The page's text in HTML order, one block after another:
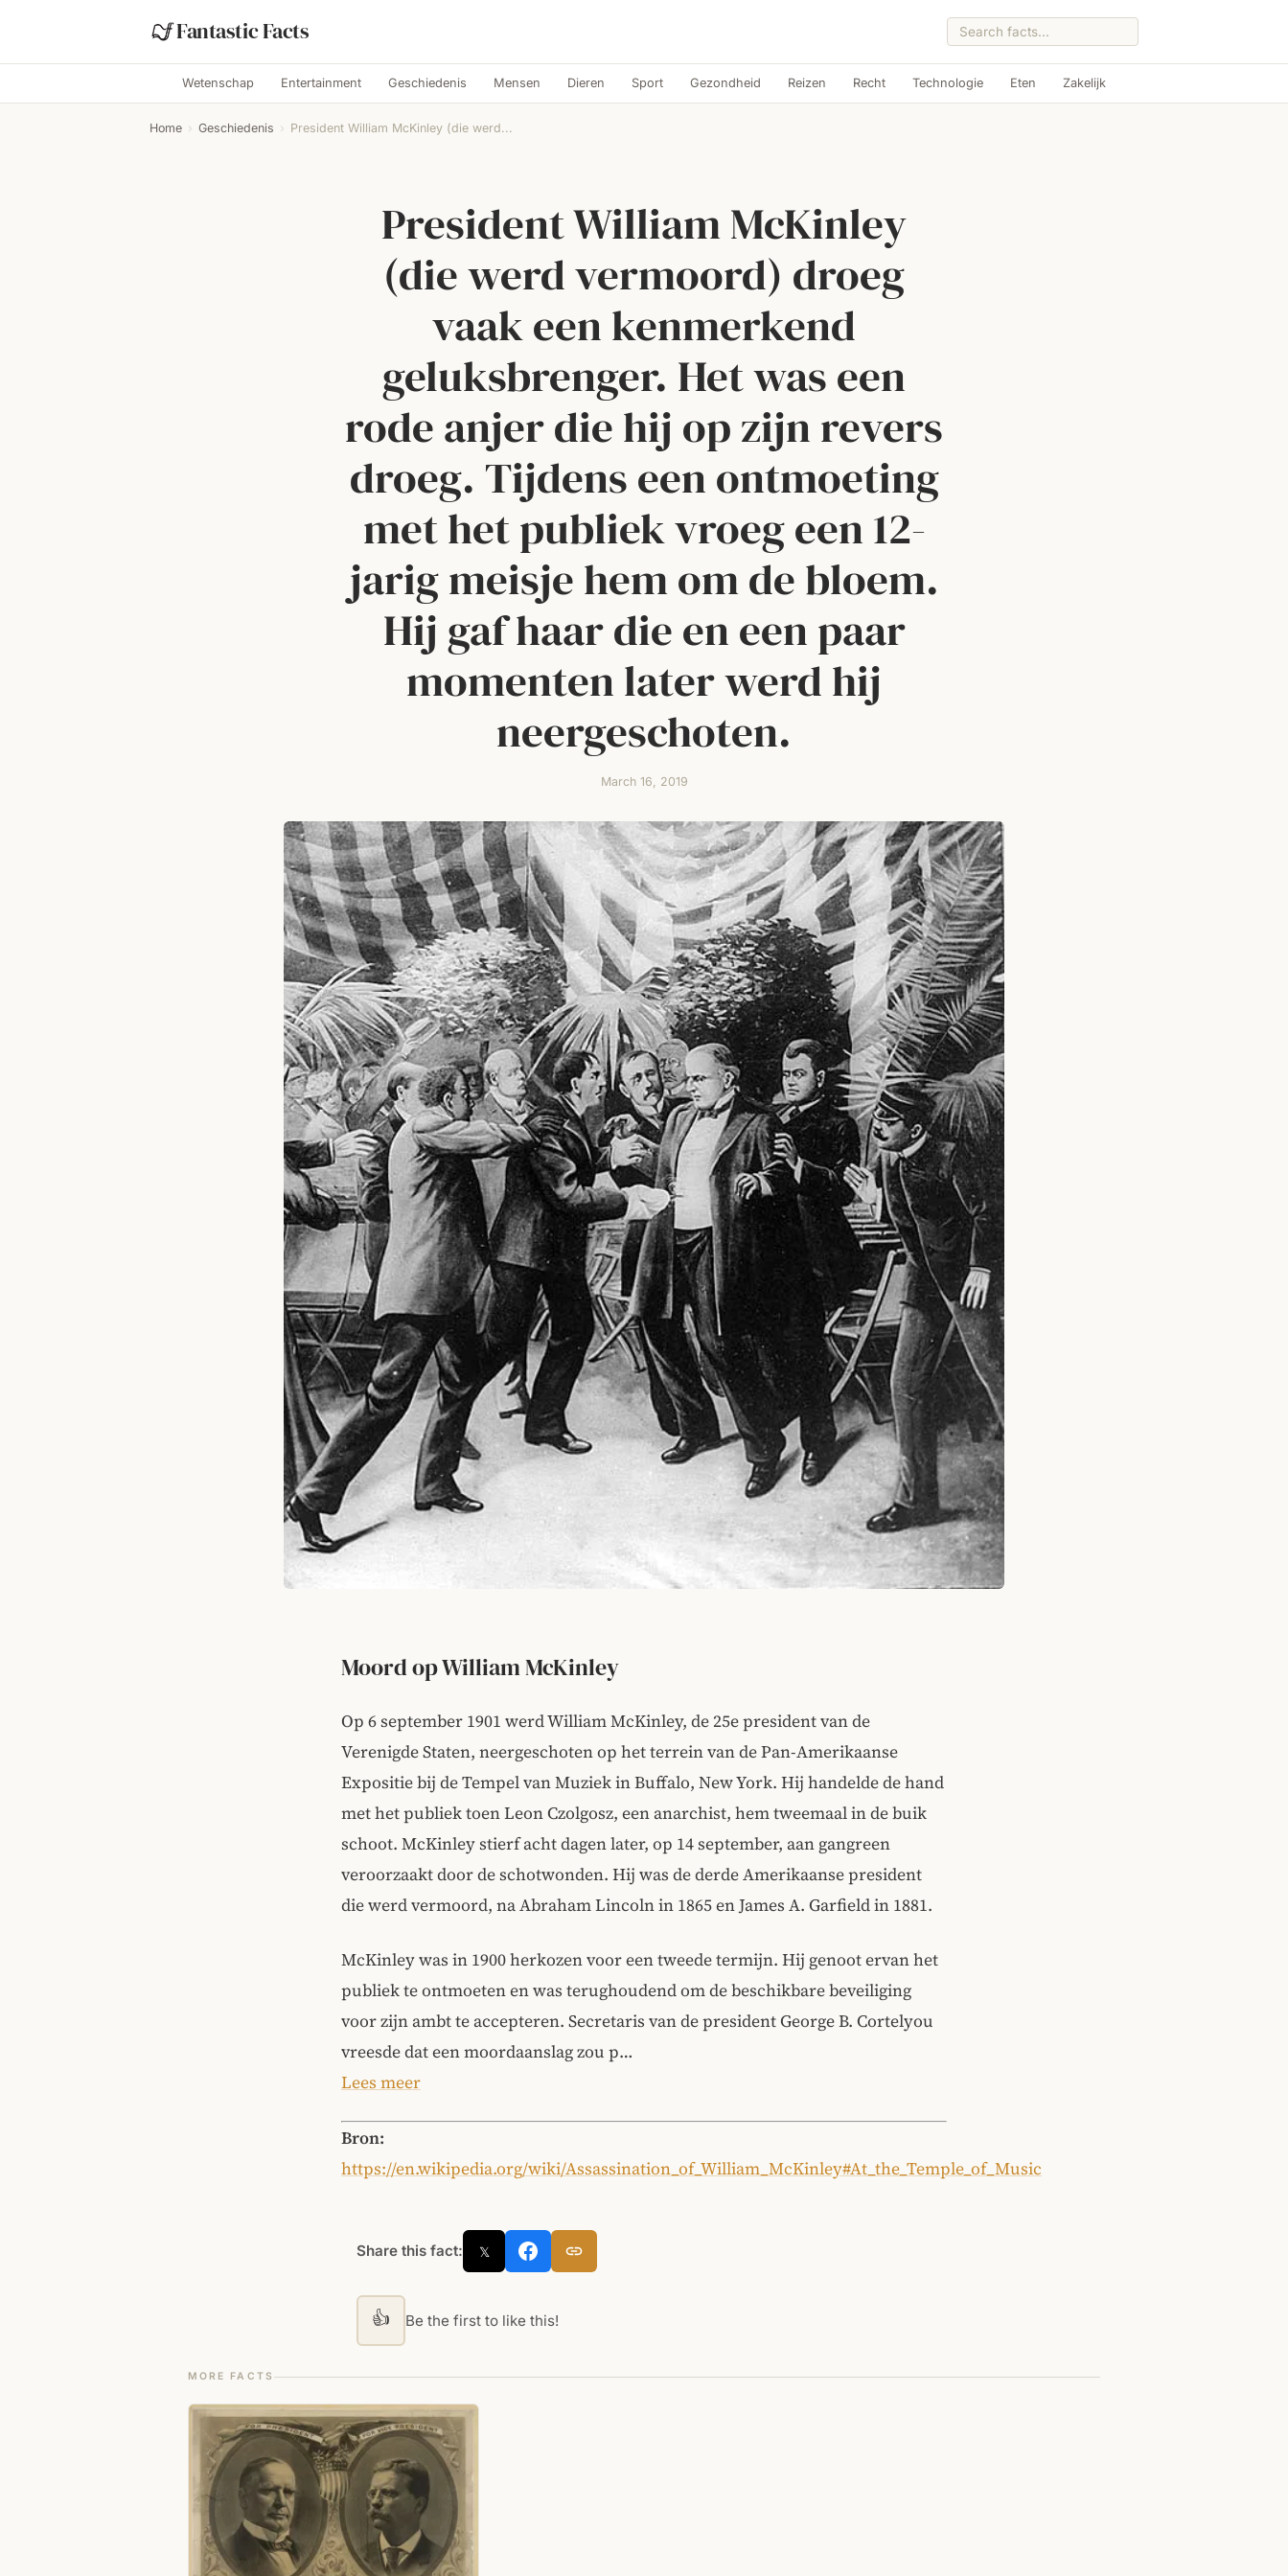
Fantastic Facts
Wetenschap Entertainment Geschiedenis Mensen Dieren Sport Gezondheid Reizen Recht Technologie Eten Zakelijk
Home › Geschiedenis › President William McKinley (die werd...
President William McKinley
(die werd vermoord) droeg
vaak een kenmerkend
geluksbrenger. Het was een
rode anjer die hij op zijn revers
droeg. Tijdens een ontmoeting
met het publiek vroeg een 12-
jarig meisje hem om de bloem.
Hij gaf haar die en een paar
momenten later werd hij
neergeschoten.
March 16, 2019
Moord op William McKinley
Op 6 september 1901 werd William McKinley, de 25e president van de
Verenigde Staten, neergeschoten op het terrein van de Pan-Amerikaanse
Expositie bij de Tempel van Muziek in Buffalo, New York. Hij handelde de hand
met het publiek toen Leon Czolgosz, een anarchist, hem tweemaal in de buik
schoot. McKinley stierf acht dagen later, op 14 september, aan gangreen
veroorzaakt door de schotwonden. Hij was de derde Amerikaanse president
die werd vermoord, na Abraham Lincoln in 1865 en James A. Garfield in 1881.
McKinley was in 1900 herkozen voor een tweede termijn. Hij genoot ervan het
publiek te ontmoeten en was terughoudend om de beschikbare beveiliging
voor zijn ambt te accepteren. Secretaris van de president George B. Cortelyou
vreesde dat een moordaanslag zou p…
Lees meer
Bron:
https://en.wikipedia.org/wiki/Assassination_of_William_McKinley#At_the_Temple_of_Music
Share this fact: 𝕏
👍 Be the first to like this!
MORE FACTS